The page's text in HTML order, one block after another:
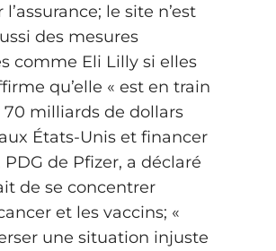
le site n’est
des mesures
comme Eli Lilly si elles
qu’elle « est en train
70 milliards de dollars
États-Unis et financer
de Pfizer, a déclaré
de se concentrer
et les vaccins; «
une situation injuste